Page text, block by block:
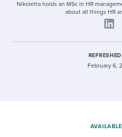
Nikoletta holds an MSc in HR
about all things HR
February 6,